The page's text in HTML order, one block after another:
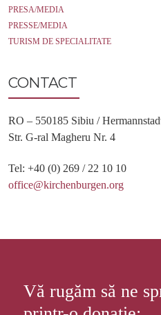
PRESA/MEDIA
PRESSE/MEDIA
TURISM DE SPECIALITATE
CONTACT
RO – 550185 Sibiu /
Str. G-ral Magheru Nr. 4
Tel: +40 (0) 269 / 22 10 10
office@kirchenburgen.org
Vă rugăm să ne